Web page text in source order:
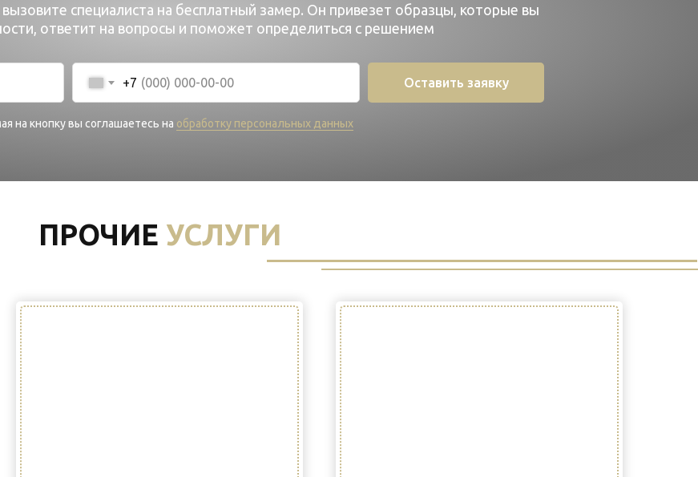
+7 Оставить заявку
на кнопку вы соглашаетесь на обработку персональных данных
специалиста на бесплатный замер. Он привезет образцы, которые вы
ответит на вопросы и поможет определиться с решением
ПРОЧИЕ УСЛУГИ